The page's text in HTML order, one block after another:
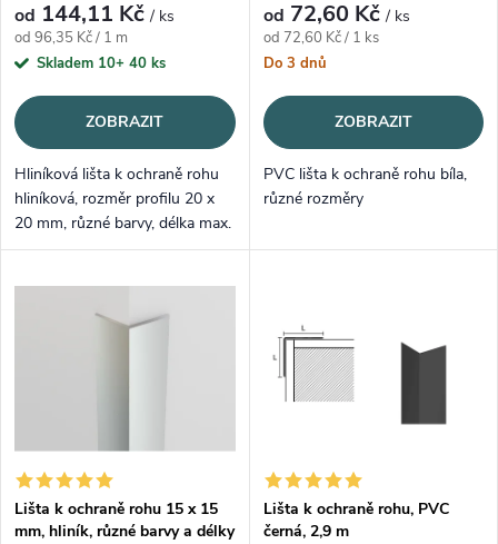
od 144,11 Kč/ ks
Měrná cena:
od 96,35 Kč / 1 m
Skladem 10+ 40 ks
ZOBRAZIT
Hliníková lišta k ochraně rohu
hliníková, rozměr profilu 20 x
20 mm, různé barvy, délka max.
2,7 m
od 72,60 Kč/ ks
Měrná cena:
od 72,60 Kč / 1 ks
Do 3 dnů
ZOBRAZIT
PVC lišta k ochraně rohu bíla,
různé rozměry
Lišta k ochraně rohu 15 x 15
mm, hliník, různé barvy a délky
Lišta k ochraně rohu, PVC
černá, 2,9 m